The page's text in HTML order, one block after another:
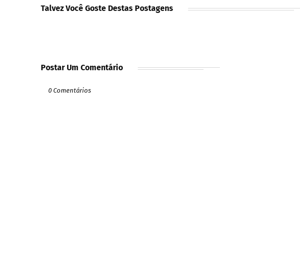
Talvez Você Goste Destas Postagens
Postar Um Comentário
0 Comentários